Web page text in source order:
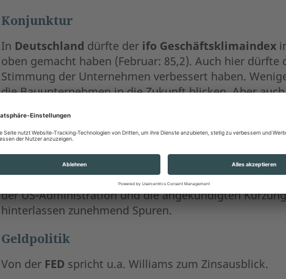
Konjunktur
In Deutschland dürfte der ifo Geschäftsklimaindex
oben gemacht haben (Februar: 85,2). Auch hier
Stimmung der Unternehmen verbessert haben.
die Bauunternehmen in die Zukunft blicken. Aber
dürften sich zumindest leichte
die positiven Fiskalhoffnungen und die Sorgen vor
veröffentlicht. Der Index dürfte – wie bereits das
Verbrauchervertrauen – deutlich gesunken sein
der US-Administration und die angekündigten
hinterlassen zunehmend Spuren.
Geldpolitik
Von der FED spricht u.a. Williams zum Zinsausblick.